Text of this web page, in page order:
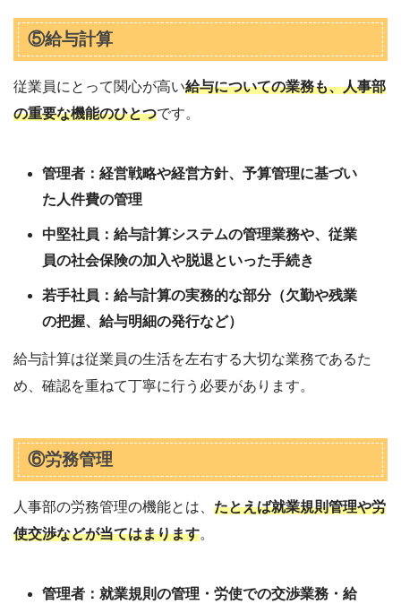
⑤給与計算
従業員にとって関心が高い給与についての業務も、人事部
の重要な機能のひとつです。
管理者：経営戦略や経営方針、予算管理に基づい
た人件費の管理
中堅社員：給与計算システムの管理業務や、従業
員の社会保険の加入や脱退といった手続き
若手社員：給与計算の実務的な部分（欠勤や残業
の把握、給与明細の発行など）
給与計算は従業員の生活を左右する大切な業務であるた
め、確認を重ねて丁寧に行う必要があります。
⑥労務管理
人事部の労務管理の機能とは、 たとえば就業規則管理や労
使交渉などが当てはまります。
管理者：就業規則の管理・労使での交渉業務・給